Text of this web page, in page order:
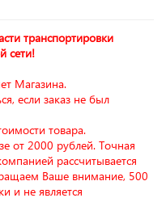
транспортировки
сети!
Магазина.
если заказ не был
товара.
от 2000 рублей. Точная
рассчитывается
Ваше внимание, 500
и не является